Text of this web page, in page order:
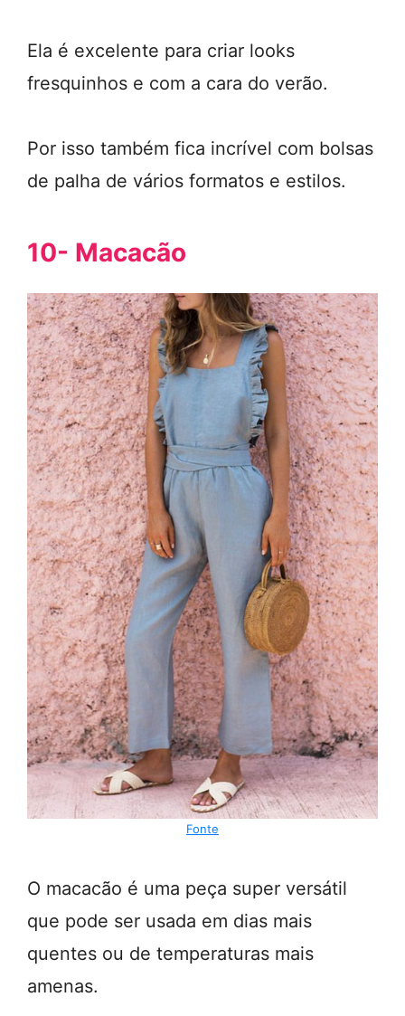
Ela é excelente para criar looks
fresquinhos e com a cara do verão.
Por isso também fica incrível com bolsas
de palha de vários formatos e estilos.
10- Macacão
Fonte
O macacão é uma peça super versátil
que pode ser usada em dias mais
quentes ou de temperaturas mais
amenas.